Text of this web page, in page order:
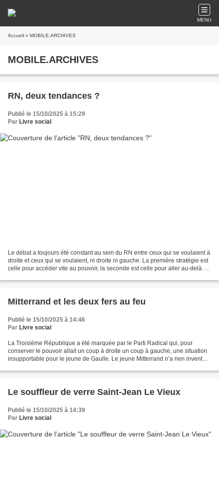
MENU
Accueil » MOBILE.ARCHIVES
MOBILE.ARCHIVES
RN, deux tendances ?
Publié le 15/10/2025 à 15:29
Par Livre social
Le débat a toujours été constant au sein du RN entre ceux qui se voulaient à
droite et ceux qui se voulaient, ni droite ni gauche. La première stratégie est
celle pour accéder vite au pouvoir, la seconde est celle pour aller au-delà du
Mitterrand et les deux fers au feu
Publié le 15/10/2025 à 14:46
Par Livre social
La Troisième République a été marquée par le Parti Radical qui, pour
conserver le pouvoir allait un coup à droite un coup à gauche, une situation
insupportable pour le jeune de Gaulle. Le jeune Mitterrand n’a rien inventé
Le souffleur de verre Saint-Jean Le Vieux
Publié le 15/10/2025 à 14:39
Par Livre social